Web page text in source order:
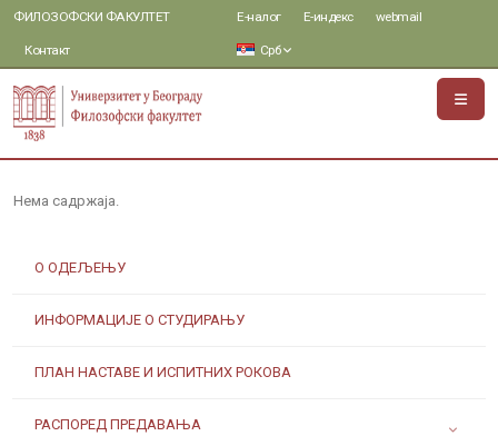
ФИЛОЗОФСКИ ФАКУЛТЕТ
Контакт
Е-налог Е-индекс webmail
Срб
О ОДЕЉЕЊУ
ИНФОРМАЦИЈЕ О СТУДИРАЊУ
ПЛАН НАСТАВЕ И ИСПИТНИХ РОКОВА
РАСПОРЕД ПРЕДАВАЊА
Нема садржаја.